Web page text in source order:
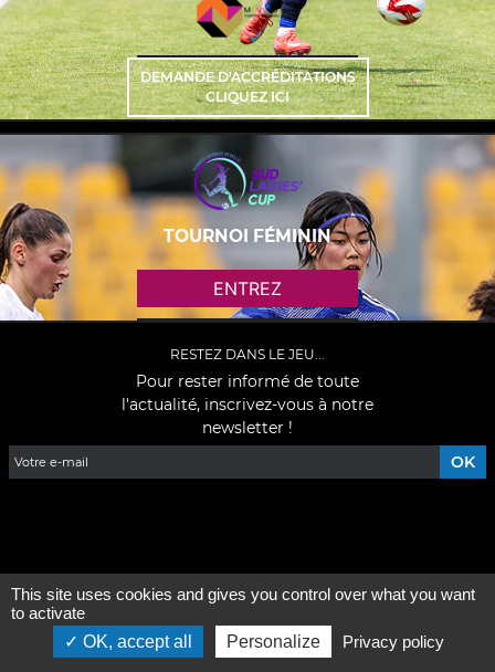
DEMANDE D'ACCRÉDITATIONS
CLIQUEZ ICI
TOURNOI FÉMININ
ENTREZ
RESTEZ DANS LE JEU...
Pour rester informé de toute
l'actualité, inscrivez-vous à notre
newsletter !
Mentions légales
Qui sommes-nous ?
©2026 - Tous droits réservés - Conception :e-partenaire
This site uses cookies and gives you control over what you want
to activate
OK, accept all
Personalize Privacy policy